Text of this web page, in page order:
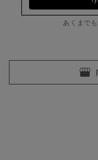
あくまで